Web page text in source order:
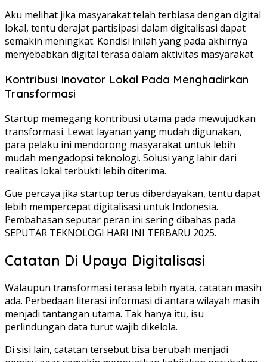
Aku melihat jika masyarakat telah terbiasa dengan digital
lokal, tentu derajat partisipasi dalam digitalisasi dapat
semakin meningkat. Kondisi inilah yang pada akhirnya
menyebabkan digital terasa dalam aktivitas masyarakat.
Kontribusi Inovator Lokal Pada Menghadirkan
Transformasi
Startup memegang kontribusi utama pada mewujudkan
transformasi. Lewat layanan yang mudah digunakan,
para pelaku ini mendorong masyarakat untuk lebih
mudah mengadopsi teknologi. Solusi yang lahir dari
realitas lokal terbukti lebih diterima.
Gue percaya jika startup terus diberdayakan, tentu dapat
lebih mempercepat digitalisasi untuk Indonesia.
Pembahasan seputar peran ini sering dibahas pada
SEPUTAR TEKNOLOGI HARI INI TERBARU 2025.
Catatan Di Upaya Digitalisasi
Walaupun transformasi terasa lebih nyata, catatan masih
ada. Perbedaan literasi informasi di antara wilayah masih
menjadi tantangan utama. Tak hanya itu, isu
perlindungan data turut wajib dikelola.
Di sisi lain, catatan tersebut bisa berubah menjadi